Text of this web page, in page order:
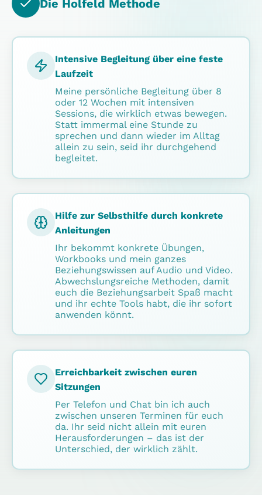
Die Holfeld Methode
Intensive Begleitung über eine feste
Laufzeit
Meine persönliche Begleitung über 8
oder 12 Wochen mit intensiven
Sessions, die wirklich etwas bewegen.
Statt immermal eine Stunde zu
sprechen und dann wieder im Alltag
allein zu sein, seid ihr durchgehend
begleitet.
Hilfe zur Selbsthilfe durch konkrete
Anleitungen
Ihr bekommt konkrete Übungen,
Workbooks und mein ganzes
Beziehungswissen auf Audio und Video.
Abwechslungsreiche Methoden, damit
euch die Beziehungsarbeit Spaß macht
und ihr echte Tools habt, die ihr sofort
anwenden könnt.
Erreichbarkeit zwischen euren
Sitzungen
Per Telefon und Chat bin ich auch
zwischen unseren Terminen für euch
da. Ihr seid nicht allein mit euren
Herausforderungen – das ist der
Unterschied, der wirklich zählt.